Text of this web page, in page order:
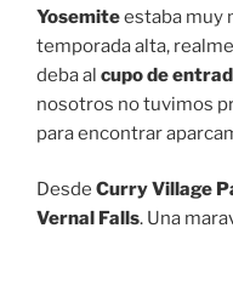
Yosemiteestaba muy
temporada alta,
deba al cupo de
nosotros no tuvimos
para encontrar
Desde Curry Village
Vernal Falls. Una